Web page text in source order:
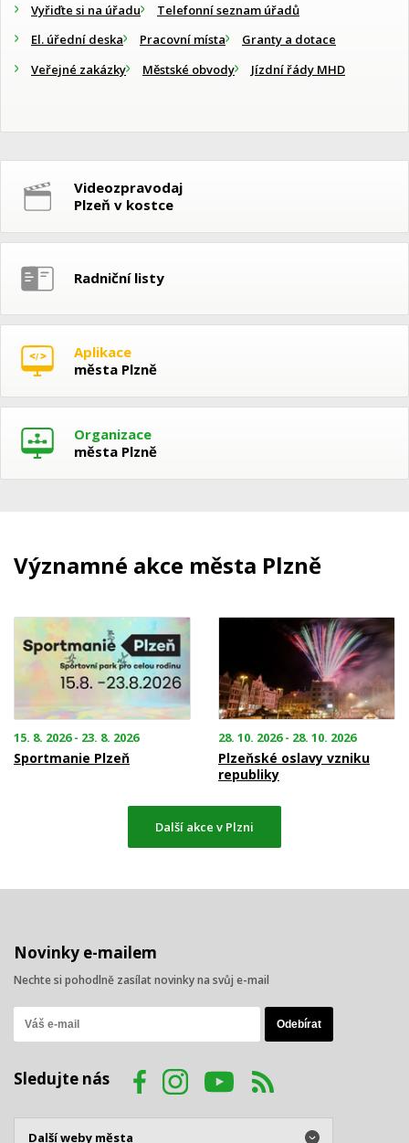
Vyřiďte si na úřadu
Telefonní seznam úřadů
El. úřední deska
Pracovní místa
Granty a dotace
Veřejné zakázky
Městské obvody Jízdní řády MHD
Videozpravodaj
Plzeň v kostce
Radniční listy
Aplikace
města Plzně
Organizace
města Plzně
Významné akce města Plzně
15. 8. 2026 - 23. 8. 2026
Sportmanie Plzeň
28. 10. 2026 - 28. 10. 2026
Plzeňské oslavy vzniku
republiky
Další akce v Plzni
Novinky e-mailem
Nechte si pohodlně zasílat novinky na svůj e-mail
Sledujte nás